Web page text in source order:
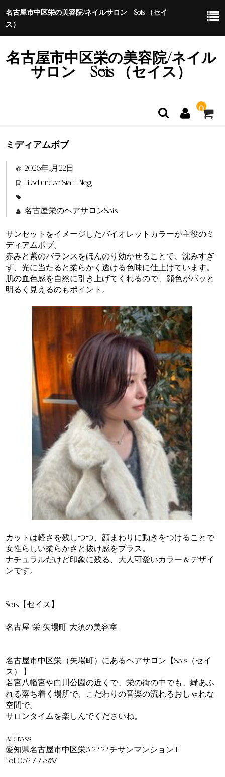
名古屋市中区栄の美容院/ネイルサロン Seis （セイ
ス）
名古屋市中区栄の美容院/ネイル
サロン Seis （セイス）
0
ホーム
特定商取引法に基づく表示
ミディアムボブ
2026年1月22日
Filed under:Staff Blog
名古屋栄のヘアサロンSeis
サンセットをイメージしたバイオレットカラーが主役のミ
ディアムボブ。
赤みと紫のバランスをほんのり効かせることで、沈みすぎ
ず、光に当たると柔らかく透ける色味に仕上げています。
肌の血色感を自然に引き上げてくれるので、顔色がパッと
明るく見えるのもポイント。
カットは軽さを残しつつ、顔まわりに動きをつけることで
女性らしい柔らかさと抜け感をプラス。
ナチュラルだけど印象に残る、大人可愛いカラー＆デザイ
ンです。
Seis【セイス】
名古屋/栄/矢場町/大須の美容室
名古屋市中区栄（矢場町）にあるヘアサロン【Seis（セイ
ス） 】
若宮八幡宮や白川公園の近くで、栄の街の中でも、緑あふ
れる落ち着く場所で、こだわりの音楽の流れるおしゃれな
空間で。
サロンタイムを楽しんでくださいね。
Address
愛知県名古屋市中区栄3-22-22 チサンマンション1F
Tel. 052-717-5787